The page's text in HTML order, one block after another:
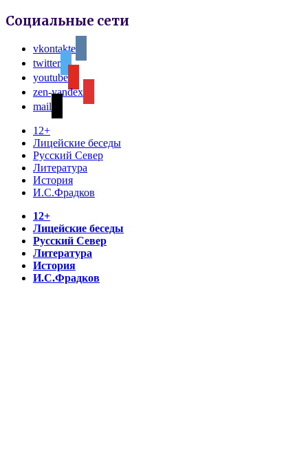
Социальные сети
vkontakte
twitter
youtube
zen-yandex
mail
12+
Лицейские беседы
Русский Север
Литература
История
И.С.Фрадков
12+
Лицейские беседы
Русский Север
Литература
История
И.С.Фрадков